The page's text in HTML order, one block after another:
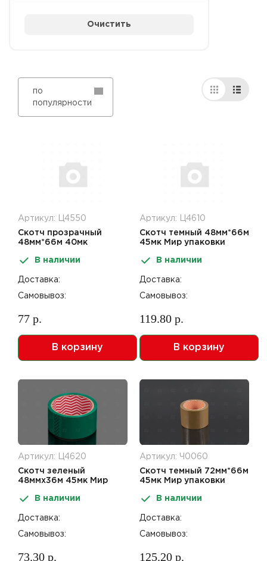
Очистить
по
популярности
Артикул: Ц4550
Скотч прозрачный
48мм*66м 40мк
В наличии
Доставка:
Самовывоз:
77 р.
В корзину
Артикул: Ц4610
Скотч темный 48мм*66м
45мк Мир упаковки
В наличии
Доставка:
Самовывоз:
119.80 р.
В корзину
Артикул: Ц4620
Скотч зеленый
48ммх36м 45мк Мир
В наличии
Доставка:
Самовывоз:
73.30 р.
Артикул: Ч0060
Скотч темный 72мм*66м
45мк Мир упаковки
В наличии
Доставка:
Самовывоз:
125.20 р.